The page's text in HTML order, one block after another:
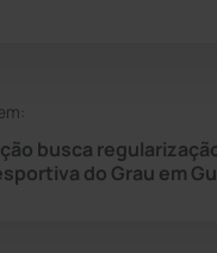
busca
do Grau em